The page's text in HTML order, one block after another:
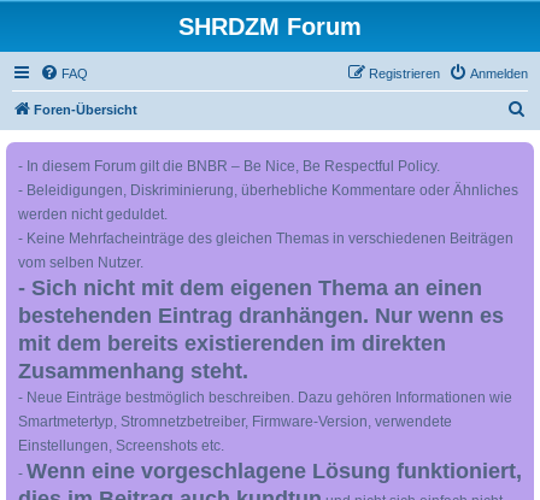
SHRDZM Forum
FAQ Anmelden
Registrieren
Foren-Übersicht
- In diesem Forum gilt die BNBR – Be Nice, Be Respectful Policy.
- Beleidigungen, Diskriminierung, überhebliche Kommentare oder Ähnliches
werden nicht geduldet.
- Keine Mehrfacheinträge des gleichen Themas in verschiedenen Beiträgen
vom selben Nutzer.
- Sich nicht mit dem eigenen Thema an einen
bestehenden Eintrag dranhängen. Nur wenn es
mit dem bereits existierenden im direkten
Zusammenhang steht.
- Neue Einträge bestmöglich beschreiben. Dazu gehören Informationen wie
Smartmetertyp, Stromnetzbetreiber, Firmware-Version, verwendete
Einstellungen, Screenshots etc.
- Wenn eine vorgeschlagene Lösung funktioniert,